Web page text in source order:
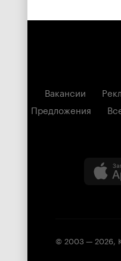
Вакансии
Предложения
© 2003 — 2026,